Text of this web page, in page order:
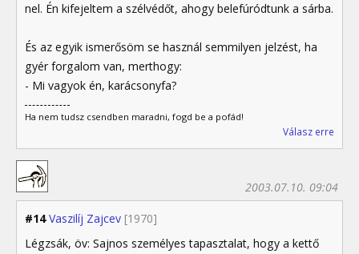
nel. Én kifejeltem a szélvédőt, ahogy belefúródtunk a sárba.
És az egyik ismerősöm se használ semmilyen jelzést, ha
gyér forgalom van, merthogy:
- Mi vagyok én, karácsonyfa?
Ha nem tudsz csendben maradni, fogd be a pofád!
Válasz erre
#14 Vaszilíj Zajcev [1970]
2003.07.10. 09:04
Légzsák, öv: Sajnos személyes tapasztalat, hogy a kettő